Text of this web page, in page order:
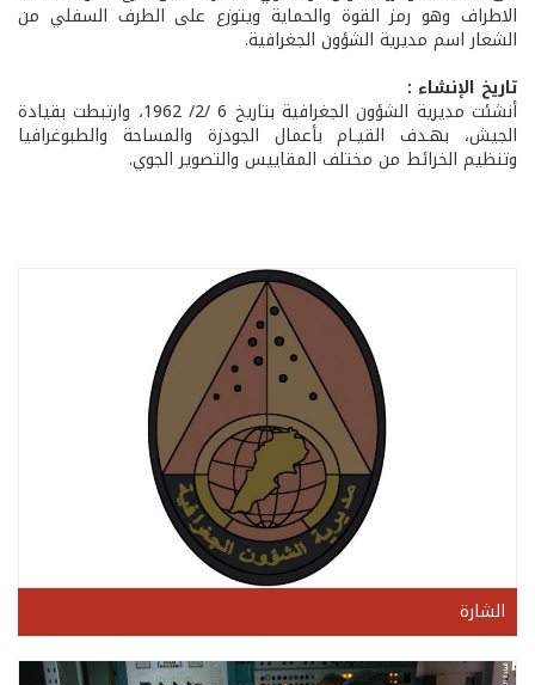
الاطراف وهو رمز القوة والحماية ويتوزع على الطرف السفلي من
الشعار اسم مديرية الشؤون الجغرافية.
تاريخ الإنشاء :
أنشئت مديرية الشؤون الجغرافية بتاريخ 6 /2/ 1962، وارتبطت بقيادة
الجيش، بهـدف القيـام بأعمال الجودزة والمساحة والطبوغرافيا
وتنظيم الخرائط من مختلف المقاييس والتصوير الجوي.
الشارة